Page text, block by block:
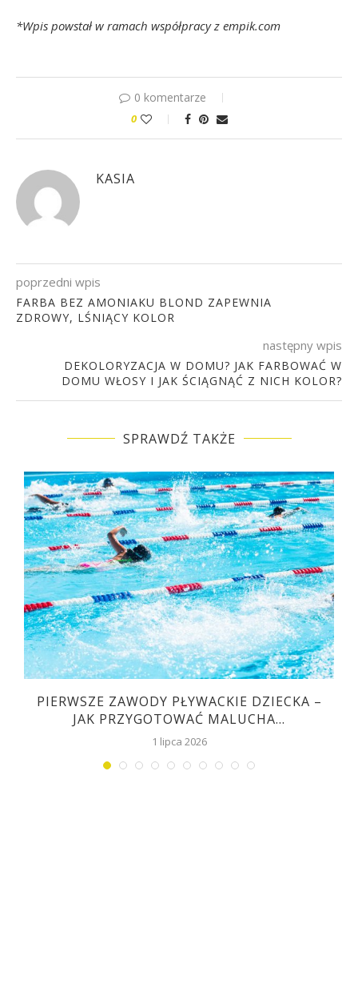
*Wpis powstał w ramach współpracy z empik.com
0 komentarze
0
KASIA
poprzedni wpis
FARBA BEZ AMONIAKU BLOND ZAPEWNIA
ZDROWY, LŚNIĄCY KOLOR
następny wpis
DEKOLORYZACJA W DOMU? JAK FARBOWAĆ W
DOMU WŁOSY I JAK ŚCIĄGNĄĆ Z NICH KOLOR?
SPRAWDŹ TAKŻE
PIERWSZE ZAWODY PŁYWACKIE DZIECKA –
JAK PRZYGOTOWAĆ MALUCHA...
1 lipca 2026